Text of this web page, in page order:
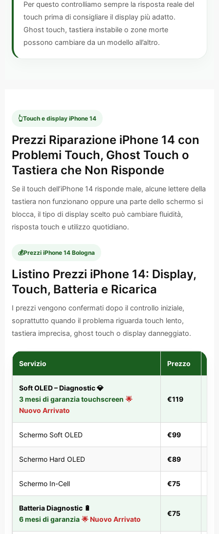
Per questo controlliamo sempre la risposta reale del
touch prima di consigliare il display più adatto.
Ghost touch, tastiera instabile o zone morte
possono cambiare da un modello all’altro.
👆Touch e display iPhone 14
Prezzi Riparazione iPhone 14 con
Problemi Touch, Ghost Touch o
Tastiera che Non Risponde
Se il touch dell’iPhone 14 risponde male, alcune lettere della
tastiera non funzionano oppure una parte dello schermo si
blocca, il tipo di display scelto può cambiare fluidità,
risposta touch e utilizzo quotidiano.
💰Prezzi iPhone 14 Bologna
Listino Prezzi iPhone 14: Display,
Touch, Batteria e Ricarica
I prezzi vengono confermati dopo il controllo iniziale,
soprattutto quando il problema riguarda touch lento,
tastiera imprecisa, ghost touch o display danneggiato.
Servizio Prezzo
Soft OLED – Diagnostic 💎
3 mesi di garanzia touchscreen 🌟
Nuovo Arrivato
€119
Schermo Soft OLED €99
Schermo Hard OLED €89
Schermo In-Cell €75
Batteria Diagnostic 🔋
6 mesi di garanzia 🌟 Nuovo Arrivato
€75